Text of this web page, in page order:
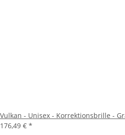
Vulkan - Unisex - Korrektionsbrille -
176,49 € *